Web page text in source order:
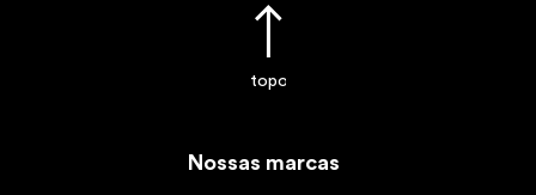
topo
Nossas marcas